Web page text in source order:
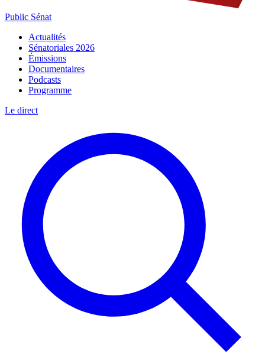
Public Sénat
Actualités
Sénatoriales 2026
Émissions
Documentaires
Podcasts
Programme
Le direct